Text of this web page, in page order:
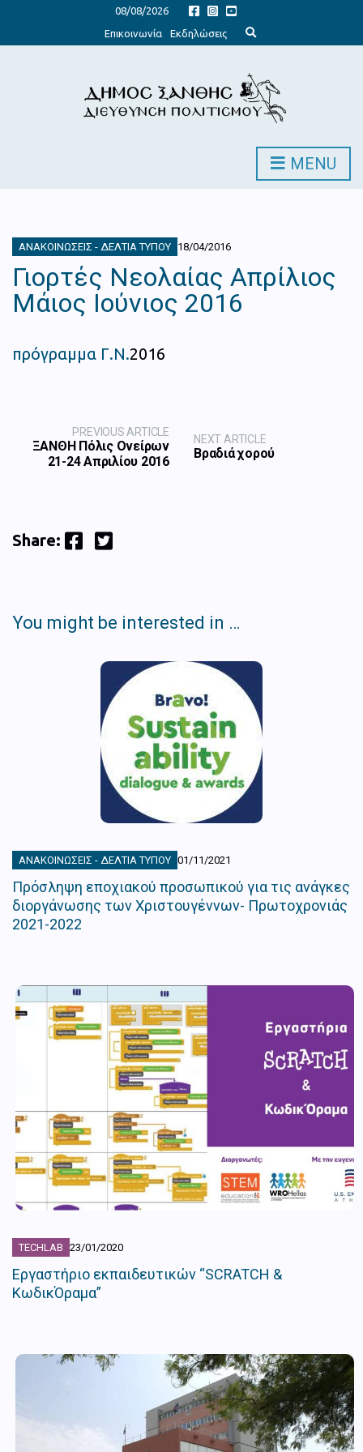
08/08/2026
Επικοινωνία
Εκδηλώσεις
x
d
s
e
c
o
MENU
ΑΝΑΚΟΙΝΏΣΕΙΣ - ΔΕΛΤΊΑ ΤΎΠΟΥ 18/04/2016
Γιορτές Νεολαίας Απρίλιος
Μάιος Ιούνιος 2016
πρόγραμμα Γ.Ν.2016
PREVIOUS ARTICLE
ΞΑΝΘΗ Πόλις Ονείρων
21-24 Απριλίου 2016
NEXT ARTICLE
Βραδιά χορού
Share: Facebook Twitter
You might be interested in …
ΑΝΑΚΟΙΝΏΣΕΙΣ - ΔΕΛΤΊΑ ΤΎΠΟΥ 01/11/2021
Πρόσληψη εποχιακού προσωπικού για τις ανάγκες
διοργάνωσης των Χριστουγέννων- Πρωτοχρονιάς
2021-2022
TECHLAB 23/01/2020
Εργαστήριο εκπαιδευτικών “SCRATCH &
ΚωδικΌραμα”